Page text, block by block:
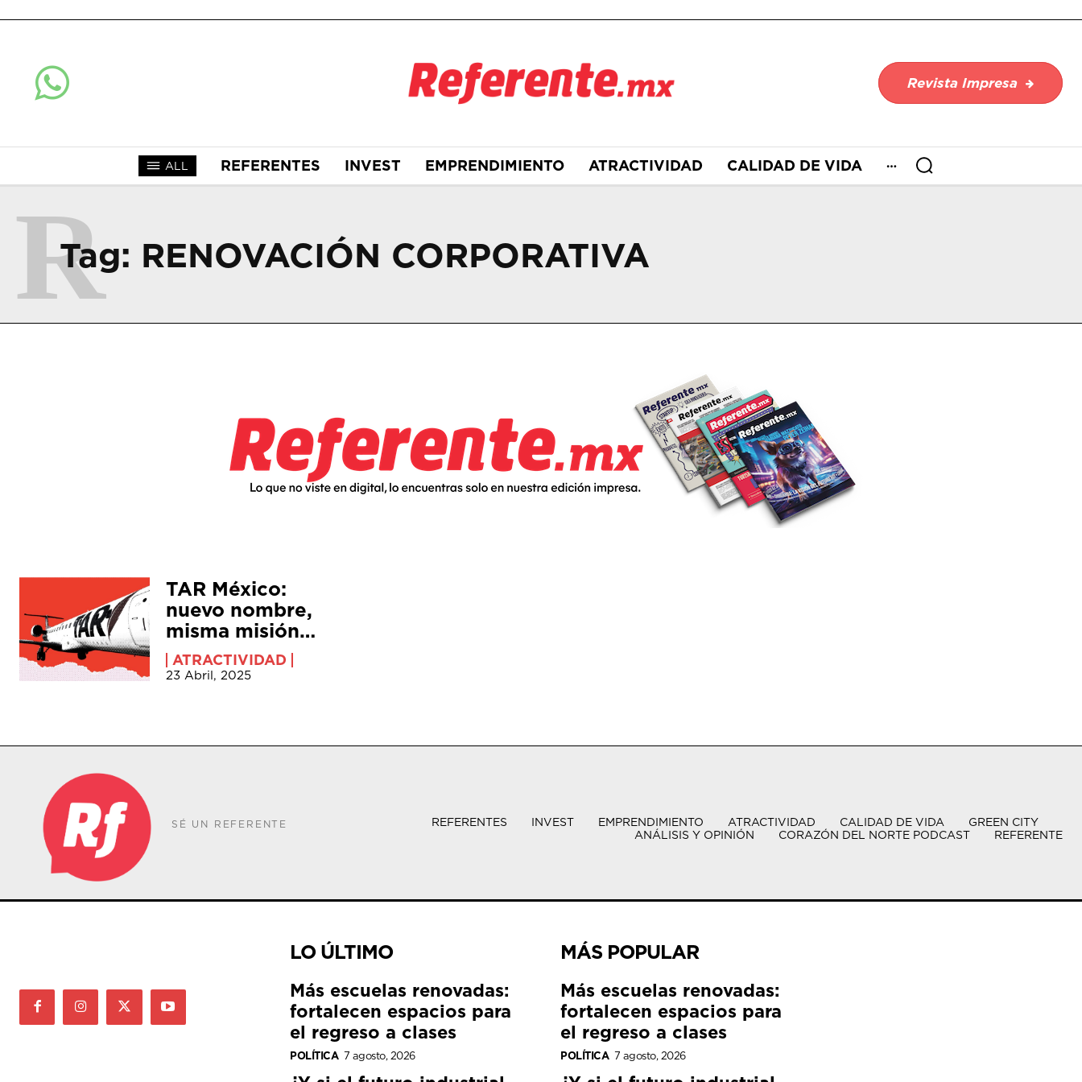
Revista Impresa
ALL REFERENTES INVEST EMPRENDIMIENTO ATRACTIVIDAD CALIDAD DE VIDA
Tag: RENOVACIÓN CORPORATIVA
R
TAR México:
nuevo nombre,
misma misión…
ATRACTIVIDAD
23 Abril, 2025
SÉ UN REFERENTE REFERENTES INVEST EMPRENDIMIENTO ATRACTIVIDAD CALIDAD DE VIDA
GREEN CITY
ANÁLISIS Y OPINIÓN
CORAZÓN DEL NORTE PODCAST REFERENTE
LO ÚLTIMO
Más escuelas renovadas:
fortalecen espacios para
el regreso a clases
POLÍTICA 7 agosto, 2026
MÁS POPULAR
Más escuelas renovadas:
fortalecen espacios para
el regreso a clases
POLÍTICA 7 agosto, 2026